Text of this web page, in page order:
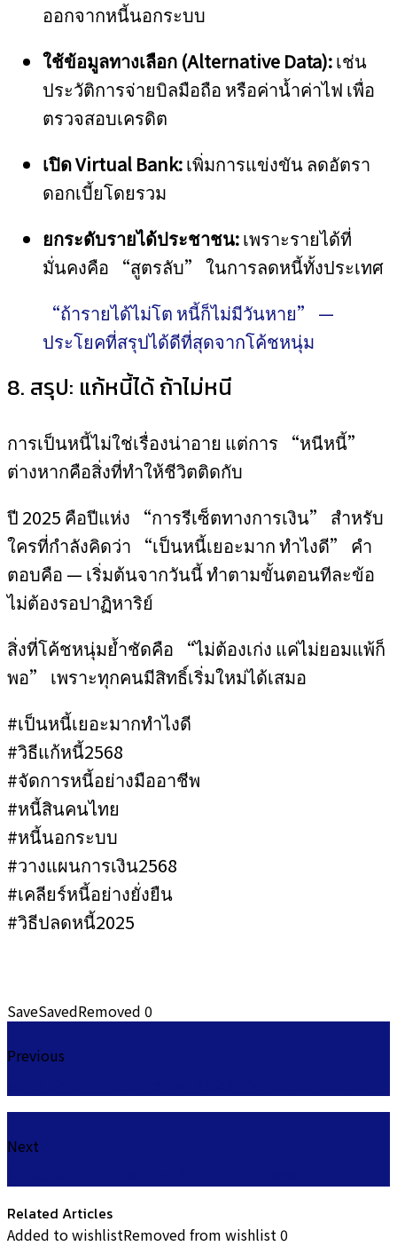
ออกจากหนี้นอกระบบ
ใช้ข้อมูลทางเลือก (Alternative Data):เช่น
ประวัติการจ่ายบิลมือถือ หรือค่าน้ำค่าไฟ เพื่อ
ตรวจสอบเครดิต
เปิด Virtual Bank:เพิ่มการแข่งขัน ลดอัตรา
ดอกเบี้ยโดยรวม
ยกระดับรายได้ประชาชน:เพราะรายได้ที่
มั่นคงคือ “สูตรลับ” ในการลดหนี้ทั้งประเทศ
“ถ้ารายได้ไม่โต หนี้ก็ไม่มีวันหาย” —
ประโยคที่สรุปได้ดีที่สุดจากโค้ชหนุ่ม
8. สรุป: แก้หนี้ได้ ถ้าไม่หนี
การเป็นหนี้ไม่ใช่เรื่องน่าอาย แต่การ “หนีหนี้”
ต่างหากคือสิ่งที่ทำให้ชีวิตติดกับ
ปี 2025 คือปีแห่ง “การรีเซ็ตทางการเงิน” สำหรับ
ใครที่กำลังคิดว่า “เป็นหนี้เยอะมาก ทำไงดี” คำ
ตอบคือ — เริ่มต้นจากวันนี้ ทำตามขั้นตอนทีละข้อ
ไม่ต้องรอปาฏิหาริย์
สิ่งที่โค้ชหนุ่มย้ำชัดคือ “ไม่ต้องเก่ง แค่ไม่ยอมแพ้ก็
พอ” เพราะทุกคนมีสิทธิ์เริ่มใหม่ได้เสมอ
#เป็นหนี้เยอะมากทำไงดี
#วิธีแก้หนี้2568
#จัดการหนี้อย่างมืออาชีพ
#หนี้สินคนไทย
#หนี้นอกระบบ
#วางแผนการเงิน2568
#เคลียร์หนี้อย่างยั่งยืน
#วิธีปลดหนี้2025
SaveSavedRemoved 0
Previous
Next
Related Articles
Added to wishlistRemoved from wishlist0